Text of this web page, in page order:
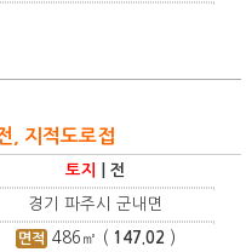
, 지적도로접
토지 |전
경기 파주시 군내면
면적 486 ㎡ ( 147.02 )